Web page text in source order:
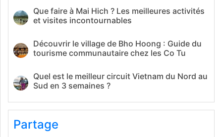
Que faire à Mai Hich ? Les meilleures activités
et visites incontournables
Découvrir le village de Bho Hoong : Guide du
tourisme communautaire chez les Co Tu
Quel est le meilleur circuit Vietnam du Nord au
Sud en 3 semaines ?
Partage